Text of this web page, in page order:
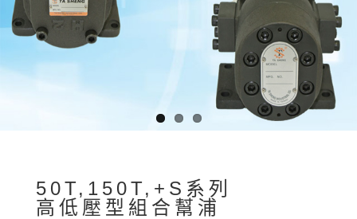
50T,150T,+S系列
高低壓型組合幫浦